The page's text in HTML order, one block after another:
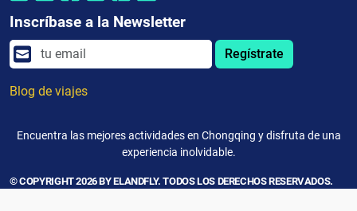
Inscríbase a la Newsletter
Regístrate
Blog de viajes
Encuentra las mejores actividades en Chongqing y disfruta de una
experiencia inolvidable.
© COPYRIGHT 2026 BY ELANDFLY. TODOS LOS DERECHOS RESERVADOS.